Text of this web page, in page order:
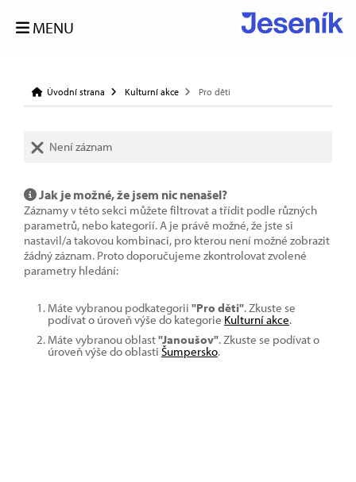
MENU
Úvodní strana Kulturní akce Pro děti
Není záznam
Jak je možné, že jsem nic nenašel?
Záznamy v této sekci můžete filtrovat a třídit podle různých
parametrů, nebo kategorií. A je právě možné, že jste si
nastavil/a takovou kombinaci, pro kterou není možné zobrazit
žádný záznam. Proto doporučujeme zkontrolovat zvolené
parametry hledání:
Máte vybranou podkategorii "Pro děti". Zkuste se
podívat o úroveň výše do kategorie Kulturní akce.
Máte vybranou oblast"Janoušov". Zkuste se podívat o
úroveň výše do oblasti Šumpersko.